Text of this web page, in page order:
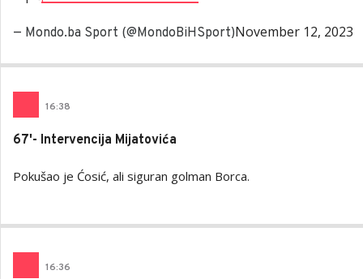
— Mondo.ba Sport (@MondoBiHSport)November 12, 2023
16:38
67'- Intervencija Mijatovića
Pokušao je Ćosić, ali siguran golman Borca.
16:36